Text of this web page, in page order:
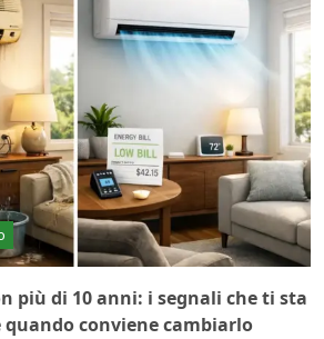
più di 10 anni: i segnali che ti sta
conviene cambiarlo